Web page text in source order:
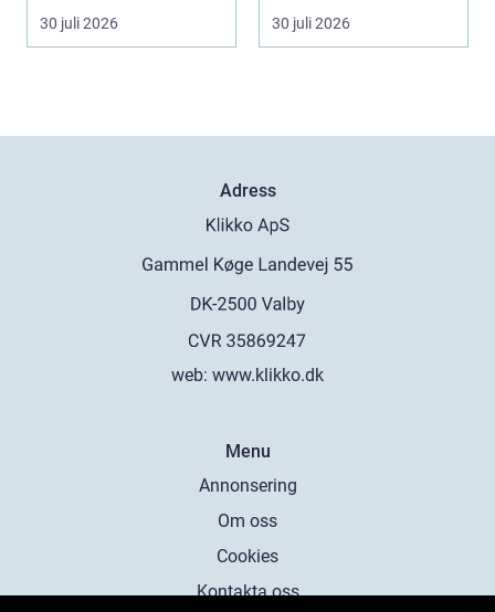
och genuina smak...
30 juli 2026
Med några nypor rätt
s...
30 juli 2026
Adress
web: www.klikko.dk
Menu
Annonsering
Om oss
Cookies
Kontakta oss